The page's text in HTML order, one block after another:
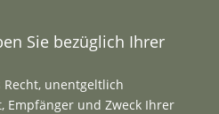
Sie bezüglich Ihrer
unentgeltlich
Empfänger und Zweck Ihrer